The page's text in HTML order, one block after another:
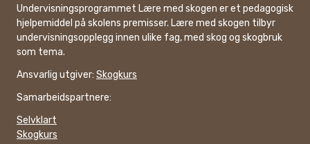
Undervisningsprogrammet Lære med skogen er et pedagogisk
hjelpemiddel på skolens premisser. Lære med skogen tilbyr
undervisningsopplegg innen ulike fag, med skog og skogbruk
som tema.
Ansvarlig utgiver: Skogkurs
Samarbeidspartnere:
Selvklart
Skogkurs